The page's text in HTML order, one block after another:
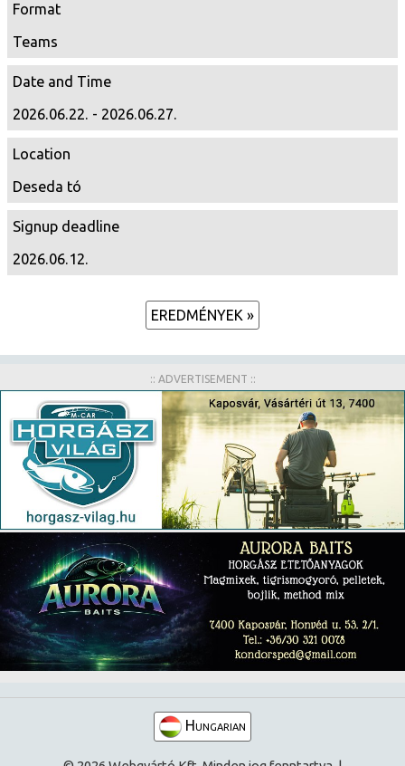
Format
Teams
Date and Time
2026.06.22. - 2026.06.27.
Location
Deseda tó
Signup deadline
2026.06.12.
EREDMÉNYEK »
:: ADVERTISEMENT ::
Hungarian